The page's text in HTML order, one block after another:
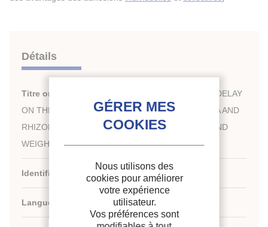
Détails
Titre original :
INFLUENCE OF REFRIGERATION DELAY
ON THE ROT GROWTH RATE OF MONILINIA LAXA AND
RHIZOPUS NIGRICANS AND ON THE RIPENING AND
WEIGHT LOSS OF PLUM FRUITS.
Identifiant de la fiche :
Langues :
Nous utilisons des
cookies pour améliorer
votre expérience
utilisateur.
Vos préférences sont